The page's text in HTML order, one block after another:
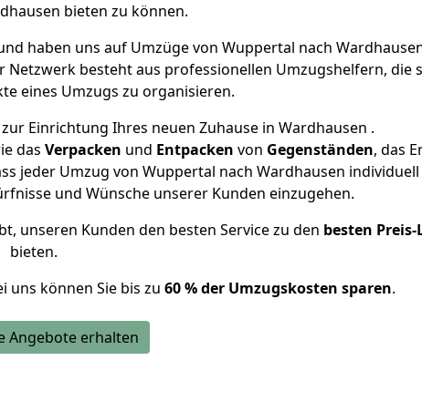
bieten zu können.
haben uns auf Umzüge von Wuppertal nach
Netzwerk besteht aus professionellen Umzugshelfern, die
eines Umzugs zu organisieren.
Einrichtung Ihres neuen Zuhause in Wardhausen .
das Verpacken und Entpacken von Gegenständen, das
jeder Umzug von Wuppertal nach Wardhausen
und Wünsche unserer Kunden einzugehen.
unseren Kunden den besten Service zu den besten
bieten.
können Sie bis zu 60 % der Umzugskosten sparen.
Angebote erhalten